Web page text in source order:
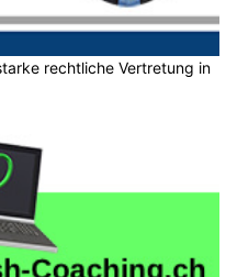
rechtliche Vertretung in